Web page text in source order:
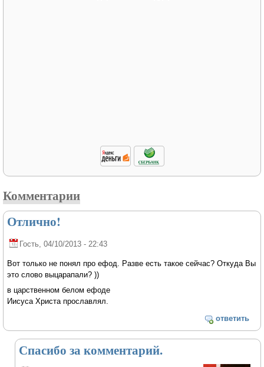
Комментарии
Отлично!
Гость , 04/10/2013 - 22:43
Вот только не понял про ефод. Разве есть такое сейчас? Откуда Вы
это слово выцарапали? ))
в царственном белом ефоде
Иисуса Христа прославлял.
ответить
Спасибо за комментарий.